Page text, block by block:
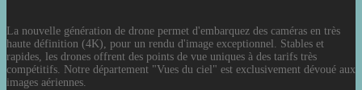
La nouvelle génération de drone permet d'embarquez des caméras en très
haute définition (4K), pour un rendu d'image exceptionnel. Stables et
rapides, les drones offrent des points de vue uniques à des tarifs très
compétitifs. Notre département "Vues du ciel" est exclusivement dévoué aux
images aériennes.